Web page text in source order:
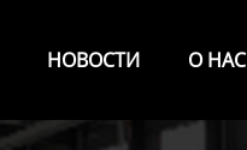
НОВОСТИ О НАС